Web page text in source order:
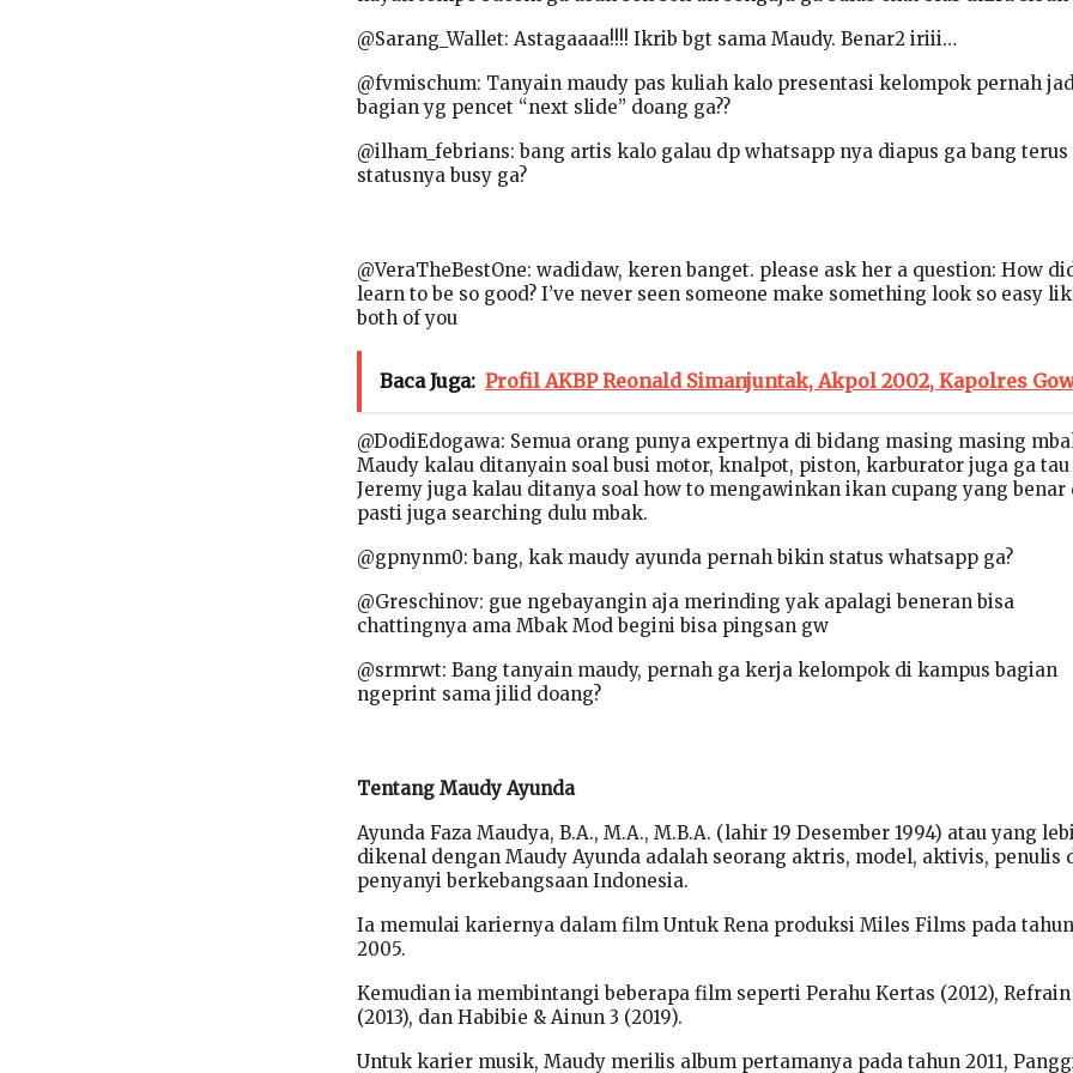
@Sarang_Wallet: Astagaaaa!!!! Ikrib bgt sama Maudy. Benar2 iriii…
@fvmischum: Tanyain maudy pas kuliah kalo presentasi kelompok pernah
bagian yg pencet “next slide” doang ga??
@ilham_febrians: bang artis kalo galau dp whatsapp nya diapus ga bang terus
statusnya busy ga?
@VeraTheBestOne: wadidaw, keren banget. please ask her a question: How
learn to be so good? I’ve never seen someone make something look so easy
both of you
Baca Juga: Profil AKBP Reonald Simanjuntak, Akpol 2002, Kapolres
@DodiEdogawa: Semua orang punya expertnya di bidang masing masing
Maudy kalau ditanyain soal busi motor, knalpot, piston, karburator juga ga tau
Jeremy juga kalau ditanya soal how to mengawinkan ikan cupang yang benar
pasti juga searching dulu mbak.
@gpnynm0: bang, kak maudy ayunda pernah bikin status whatsapp ga?
@Greschinov: gue ngebayangin aja merinding yak apalagi beneran bisa
chattingnya ama Mbak Mod begini bisa pingsan gw
@srmrwt: Bang tanyain maudy, pernah ga kerja kelompok di kampus bagian
ngeprint sama jilid doang?
Tentang Maudy Ayunda
Ayunda Faza Maudya, B.A., M.A., M.B.A. (lahir 19 Desember 1994) atau yang
dikenal dengan Maudy Ayunda adalah seorang aktris, model, aktivis, penulis
penyanyi berkebangsaan Indonesia.
Ia memulai kariernya dalam film Untuk Rena produksi Miles Films pada tahun
2005.
Kemudian ia membintangi beberapa film seperti Perahu Kertas (2012), Refrain
(2013), dan Habibie & Ainun 3 (2019).
Untuk karier musik, Maudy merilis album pertamanya pada tahun 2011,